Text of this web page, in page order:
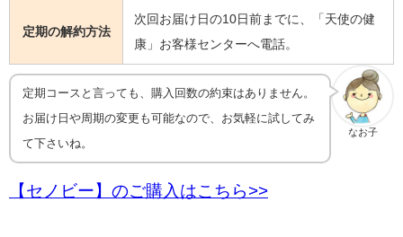
定期の解約方法
次回お届け日の10日前までに、「天使の健
康」お客様センターへ電話。
なお子
定期コースと言っても、購入回数の約束はありません。
お届け日や周期の変更も可能なので、お気軽に試してみ
て下さいね。
【セノビー】のご購入はこちら>>